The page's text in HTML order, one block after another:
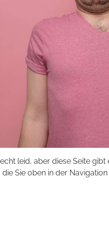
leid, aber diese Seite
Sie oben in der Navigation